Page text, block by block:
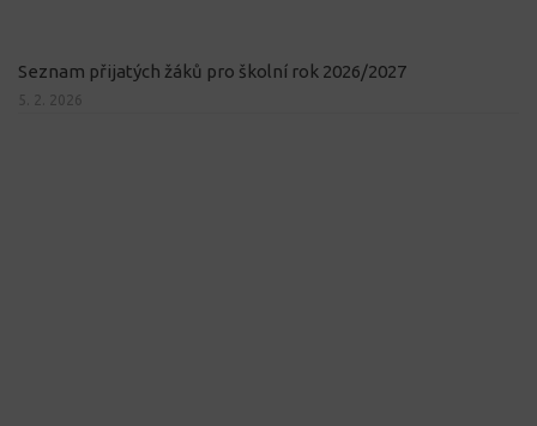
Seznam přijatých žáků pro školní rok 2026/2027
5. 2. 2026